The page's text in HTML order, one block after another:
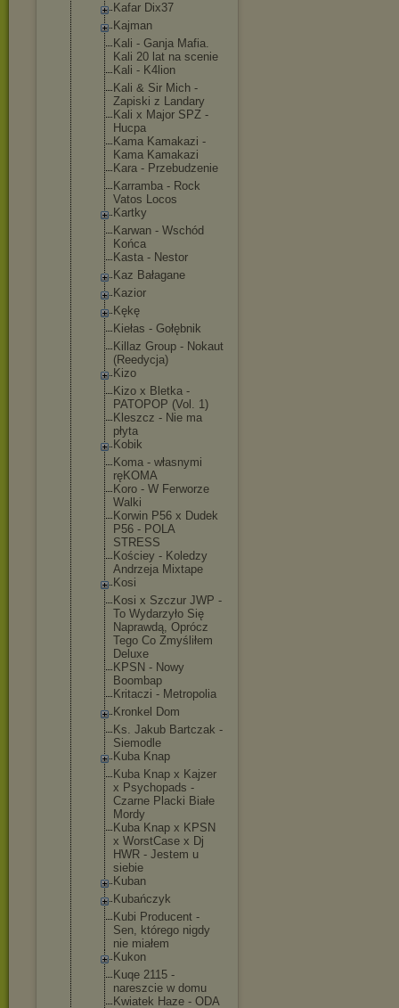
Kafar Dix37
Kajman
Kali - Ganja Mafia.
Kali 20 lat na scenie
Kali - K4lion
Kali & Sir Mich -
Zapiski z Landary
Kali x Major SPZ -
Hucpa
Kama Kamakazi -
Kama Kamakazi
Kara - Przebudzenie
Karramba - Rock
Vatos Locos
Kartky
Karwan - Wschód
Końca
Kasta - Nestor
Kaz Bałagane
Kazior
Kękę
Kiełas - Gołębnik
Killaz Group - Nokaut
(Reedycja)
Kizo
Kizo x Bletka -
PATOPOP (Vol. 1)
Kleszcz - Nie ma
płyta
Kobik
Koma - własnymi
ręKOMA
Koro - W Ferworze
Walki
Korwin P56 x Dudek
P56 - POLA
STRESS
Kościey - Koledzy
Andrzeja Mixtape
Kosi
Kosi x Szczur JWP -
To Wydarzyło Się
Naprawdą, Oprócz
Tego Co Zmyśliłem
Deluxe
KPSN - Nowy
Boombap
Kritaczi - Metropolia
Kronkel Dom
Ks. Jakub Bartczak -
Siemodle
Kuba Knap
Kuba Knap x Kajzer
x Psychopads -
Czarne Placki Białe
Mordy
Kuba Knap x KPSN
x WorstCase x Dj
HWR - Jestem u
siebie
Kuban
Kubańczyk
Kubi Producent -
Sen, którego nigdy
nie miałem
Kukon
Kuqe 2115 -
nareszcie w domu
Kwiatek Haze - ODA